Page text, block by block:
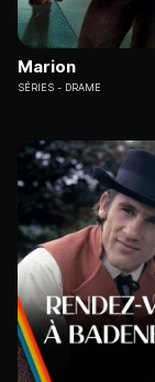
Marion
SÉRIES DRAME